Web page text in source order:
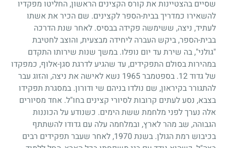
שסיים בהצטיינות את קורס הקצינים הראשון, החליטו מפקדיו
להשאירו כמדריך בבית-הספר לקצינים. שם הכיר את אשתו
לעתיד, ניצה, ששימשה פקידה בבסיס. לאחר שנת הדרכה
בבית-הספר, ביקש העברה ליחידה מבצעית, והוצב לחטיבת
"גולני", בה שירת עד יום נופלו. במשך שנות שירותו התקדם
במהירות בסולם התפקידים, עד שהגיע לדרגת סגן-אלוף, כמפקדו
של גדוד12. בספטמבר1965 נשא לאישה את ניצה, והזוג עבר
להתגורר בקיראון, שם נולדו בניהם שי ודורון. במסגרת תפקידו
בצבא, נסע לעתים קרובות לסיורי קצינים בחו"ל. אחד מסיורים
אלה נערך לפני מלחמת ששת הימים. כשנודע על הכוננות
הגבוהה, שב מהר לארץ, ובמלחמה עלה עם גדודו להשתתף
בכיבוש רמת הגולן. בשנת 1970, לאחר שעבר תפקידים רבים